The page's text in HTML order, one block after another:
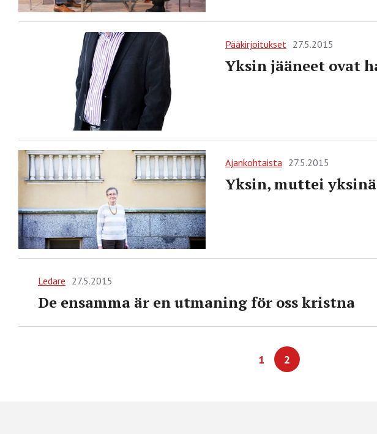
Pääkirjoitukset 27.5.2015
Yksin jääneet ovat
Ajankohtaista 27.5.2015
Yksin, muttei
Ledare 27.5.2015
De ensamma är en utmaning för oss kristna
1 2